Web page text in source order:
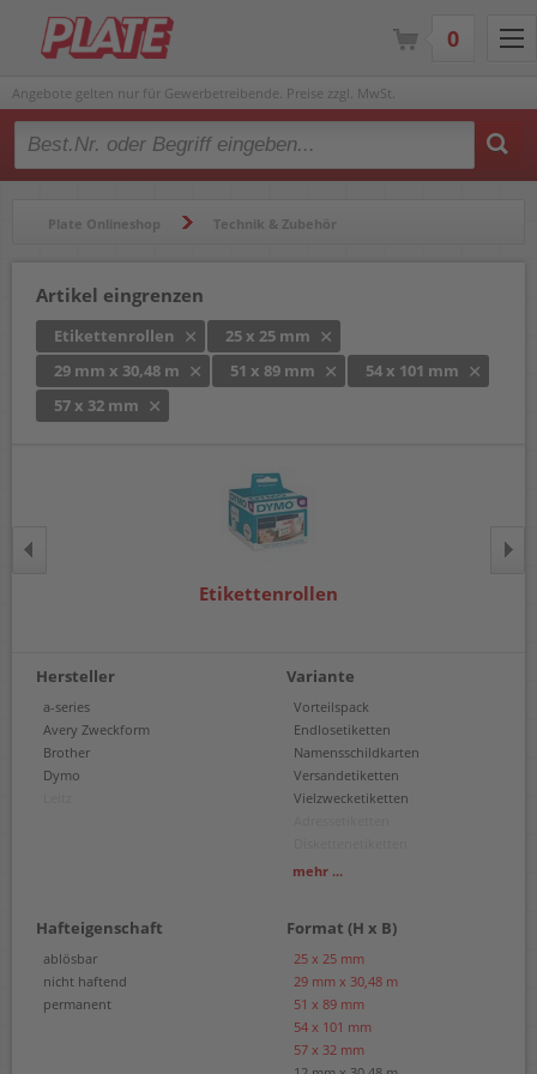
Angebote gelten nur für Gewerbetreibende. Preise zzgl. MwSt.
Type 2 or more characters for results.
Plate Onlineshop Technik & Zubehör
Artikel eingrenzen
Etikettenrollen
25 x 25 mm
29 mm x 30,48 m
51 x 89 mm
54 x 101 mm
57 x 32 mm
Etikettenrollen
Hersteller
a-series
Avery Zweckform
Brother
Dymo
Variante
Vorteilspack
Endlosetiketten
Namensschildkarten
Versandetiketten
Vielzwecketiketten
Endloskartonschilder
Ordneretiketten
Universaletiketten
Warenrotations-Etiketten
Schmucketiketten
Einzeletiketten
mehr ...
Hafteigenschaft
ablösbar
nicht haftend
permanent
Format (H x B)
25 x 25 mm
29 mm x 30,48 m
51 x 89 mm
54 x 101 mm
57 x 32 mm
0